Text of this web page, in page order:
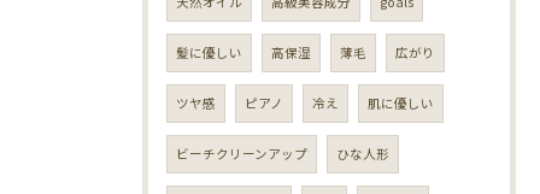
髪に優しい 高保湿 薄毛 広がり
ツヤ感 ピアノ 冷え 肌に優しい
ビーチクリーンアップ ひな人形